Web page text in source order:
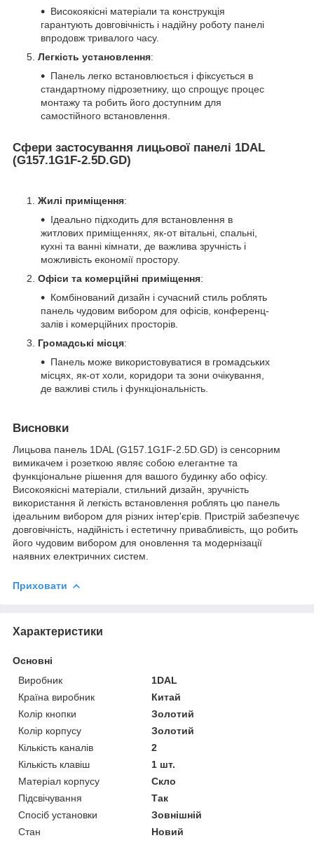
Високоякісні матеріали та конструкція
гарантують довговічність і надійну роботу панелі
впродовж тривалого часу.
Легкість установлення:
Панель легко встановлюється і фіксується в
стандартному підрозетнику, що спрощує процес
монтажу та робить його доступним для
самостійного встановлення.
Сфери застосування лицьової панелі 1DAL
(G157.1G1F-2.5D.GD)
Жилі приміщення:
Ідеально підходить для встановлення в
житлових приміщеннях, як-от вітальні, спальні,
кухні та ванні кімнати, де важлива зручність і
можливість економії простору.
Офіси та комерційні приміщення:
Комбінований дизайн і сучасний стиль роблять
панель чудовим вибором для офісів, конференц-
залів і комерційних просторів.
Громадські місця:
Панель може використовуватися в громадських
місцях, як-от холи, коридори та зони очікування,
де важливі стиль і функціональність.
Висновки
Лицьова панель 1DAL (G157.1G1F-2.5D.GD) із сенсорним
вимикачем і розеткою являє собою елегантне та
функціональне рішення для вашого будинку або офісу.
Високоякісні матеріали, стильний дизайн, зручність
використання й легкість встановлення роблять цю панель
ідеальним вибором для різних інтер'єрів. Пристрій забезпечує
довговічність, надійність і естетичну привабливість, що робить
його чудовим вибором для оновлення та модернізації
наявних електричних систем.
Приховати
Характеристики
Основні
Виробник
1DAL
Країна виробник
Китай
Колір кнопки
Золотий
Колір корпусу
Золотий
Кількість каналів
2
Кількість клавіш
1 шт.
Матеріал корпусу
Скло
Підсвічування
Так
Спосіб установки
Зовнішній
Стан
Новий